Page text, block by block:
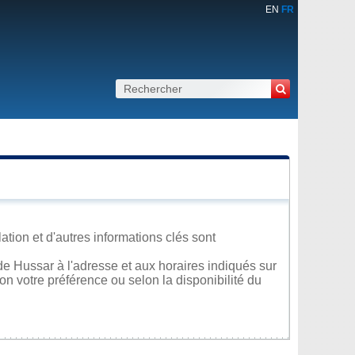
EN FR
et d'autres informations clés sont
Hussar à l'adresse et aux horaires indiqués sur
votre préférence ou selon la disponibilité du